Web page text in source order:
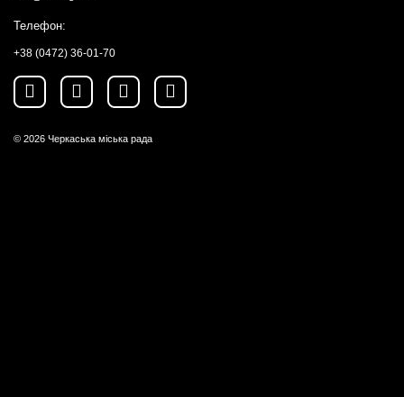
Телефон:
+38 (0472) 36-01-70
© 2026 Черкаська міська рада